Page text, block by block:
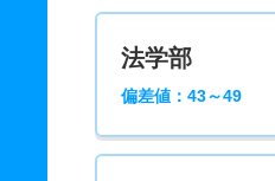
法学部
偏差値：43～49